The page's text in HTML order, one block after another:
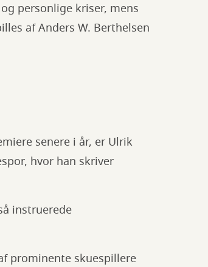
personlige kriser, mens
af Anders W. Berthelsen
senere i år, er Ulrik
hvor han skriver
instruerede
prominente skuespillere